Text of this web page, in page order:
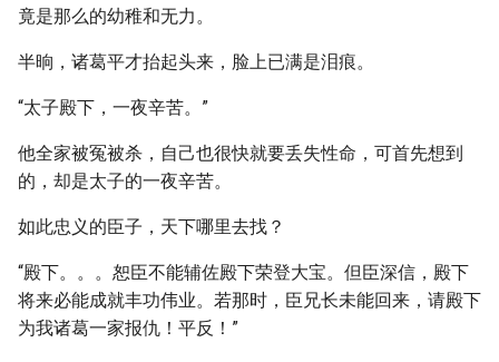
竟是那么的幼稚和无力。
半晌，诸葛平才抬起头来，脸上已满是泪痕。
“太子殿下，一夜辛苦。”
他全家被冤被杀，自己也很快就要丢失性命，可首先想到
的，却是太子的一夜辛苦。
如此忠义的臣子，天下哪里去找？
“殿下。。。恕臣不能辅佐殿下荣登大宝。但臣深信，殿下
将来必能成就丰功伟业。若那时，臣兄长未能回来，请殿下
为我诸葛一家报仇！平反！”